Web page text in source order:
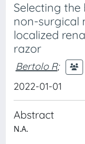
Selecting
non-surgical
localized
razor
Bertolo R;
2022-01-01
Abstract
N.A.